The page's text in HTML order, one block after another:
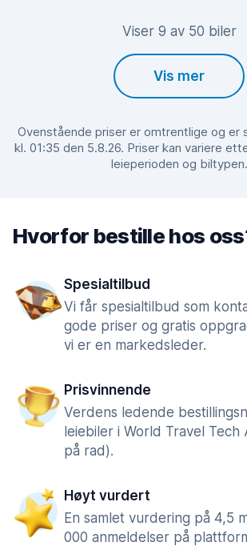
Viser 9 av 50 biler
Vis mer
Ovenstående priser er omtrentlige og er
kl. 01:35 den 5.8.26. Priser kan variere
leieperioden og biltypen.
Hvorfor bestille hos
Spesialtilbud
Vi får spesialtilbud som
gode priser og gratis
vi er en markedsleder.
Prisvinnende
Verdens ledende
leiebiler i World Travel Tech
på rad).
Høyt vurdert
En samlet vurdering på 4,5
000 anmeldelser på